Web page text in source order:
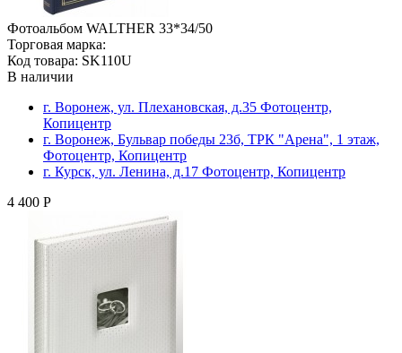
Фотоальбом WALTHER 33*34/50
Торговая марка:
Код товара: SK110U
В наличии
г. Воронеж, ул. Плехановская, д.35 Фотоцентр,
Копицентр
г. Воронеж, Бульвар победы 23б, ТРК "Арена", 1 этаж,
Фотоцентр, Копицентр
г. Курск, ул. Ленина, д.17 Фотоцентр, Копицентр
4 400 Р